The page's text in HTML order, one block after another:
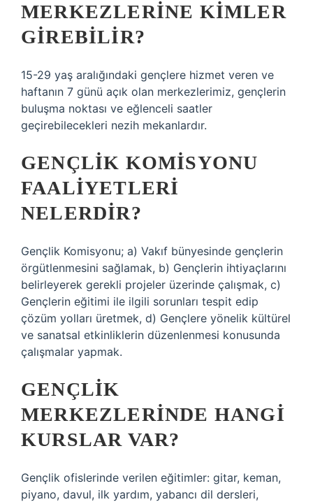
MERKEZLERINE KIMLER
GIREBILIR?
15-29 yaş aralığındaki gençlere hizmet veren ve
haftanın 7 günü açık olan merkezlerimiz, gençlerin
buluşma noktası ve eğlenceli saatler
geçirebilecekleri nezih mekanlardır.
GENÇLIK KOMISYONU
FAALIYETLERI
NELERDIR?
Gençlik Komisyonu; a) Vakıf bünyesinde gençlerin
örgütlenmesini sağlamak, b) Gençlerin ihtiyaçlarını
belirleyerek gerekli projeler üzerinde çalışmak, c)
Gençlerin eğitimi ile ilgili sorunları tespit edip
çözüm yolları üretmek, d) Gençlere yönelik kültürel
ve sanatsal etkinliklerin düzenlenmesi konusunda
çalışmalar yapmak.
GENÇLIK
MERKEZLERINDE HANGI
KURSLAR VAR?
Gençlik ofislerinde verilen eğitimler: gitar, keman,
piyano, davul, ilk yardım, yabancı dil dersleri,